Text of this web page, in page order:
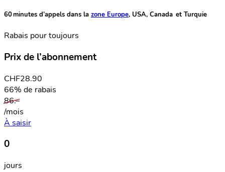
60 minutes d’appels dans la zone Europe, USA, Canada et Turquie
Rabais pour toujours
Prix de l’abonnement
CHF28.90
66% de rabais
86.–
/mois
À saisir
0
jours